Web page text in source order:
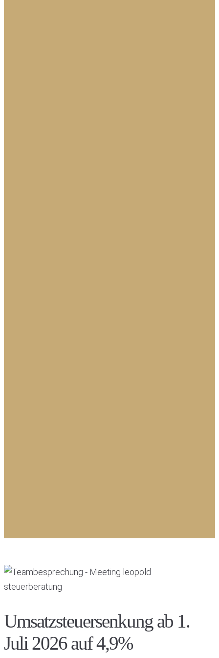
Umsatzsteuersenkung ab 1.
Juli 2026 auf 4,9%